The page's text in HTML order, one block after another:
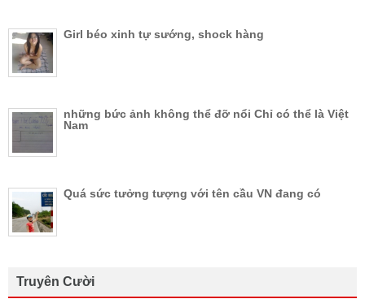
Girl béo xinh tự sướng, shock hàng
những bức ảnh không thể đỡ nổi Chỉ có thể là Việt
Nam
Quá sức tưởng tượng với tên cầu VN đang có
Truyên Cười